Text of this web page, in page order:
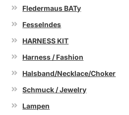
Fledermaus BATy
Fesselndes
HARNESS KIT
Harness / Fashion
Halsband/Necklace/Choker
Schmuck / Jewelry
Lampen